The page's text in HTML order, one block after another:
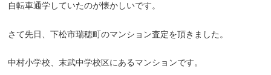
自転車通学していたのが懐かしいです。
さて先日、下松市瑞穂町のマンション査定を頂きました。
中村小学校、末武中学校区にあるマンションです。